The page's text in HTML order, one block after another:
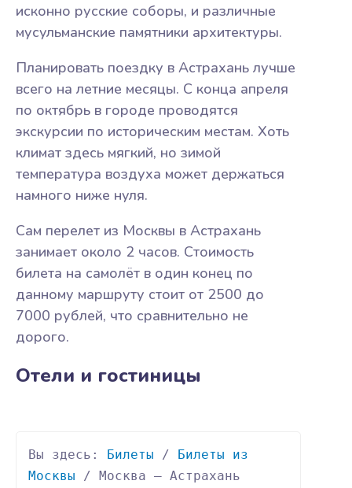
исконно русские соборы, и различные
мусульманские памятники архитектуры.
Планировать поездку в Астрахань лучше
всего на летние месяцы. С конца апреля
по октябрь в городе проводятся
экскурсии по историческим местам. Хоть
климат здесь мягкий, но зимой
температура воздуха может держаться
намного ниже нуля.
Сам перелет из Москвы в Астрахань
занимает около 2 часов. Стоимость
билета на самолёт в один конец по
данному маршруту стоит от 2500 до
7000 рублей, что сравнительно не
дорого.
Отели и гостиницы
Вы здесь: Билеты / Билеты из
Москвы / Москва — Астрахань